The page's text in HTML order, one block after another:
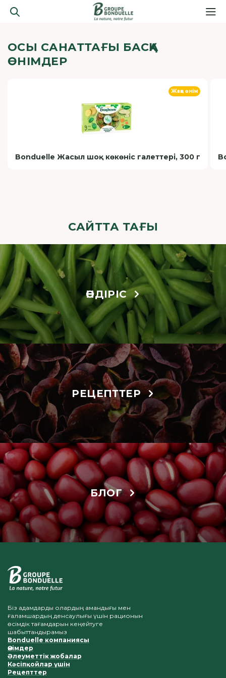
ОСЫ САНАТТАҒЫ БАСҚА
ӨНІМДЕР
Жаңа өнім
Bonduelle Жасыл шоқ көкөніс галеттері, 300 г
САЙТТА ТАҒЫ
ӨНДІРІС
РЕЦЕПТТЕР
БЛОГ
Біз адамдарды олардың амандығы мен
ғаламшардың денсаулығы үшін рационын
өсімдік тағамдарын кеңейтуге
шабыттандырамыз
Bonduelle компаниясы
Өнімдер
Әлеуметтік жобалар
Кәсіпқойлар үшін
Рецепттер